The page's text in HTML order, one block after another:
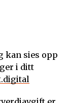
kan sies opp
i ditt